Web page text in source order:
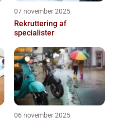
07 november 2025
Rekruttering af
specialister
06 november 2025